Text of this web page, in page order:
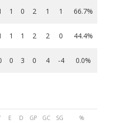
1 0 2 1 1 66.7%
1 1 2 2 0 44.4%
0 3 0 4 -4 0.0%
E D GP GC SG %